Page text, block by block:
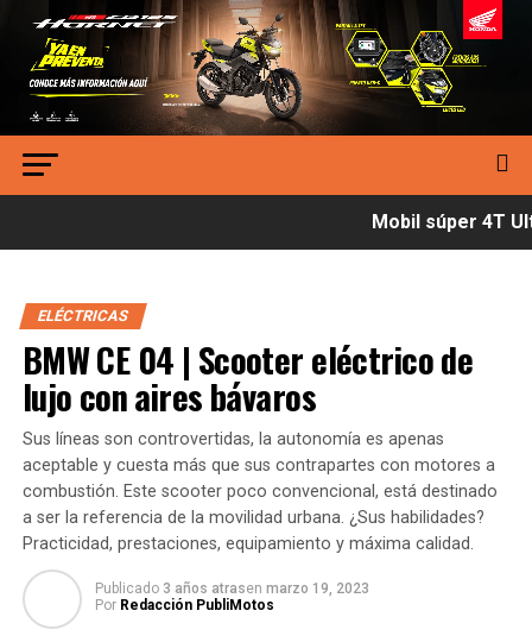
Mobil súper 4T
ELÉCTRICAS
BMW CE 04 | Scooter eléctrico de
lujo con aires bávaros
Sus líneas son controvertidas, la autonomía es apenas
aceptable y cuesta más que sus contrapartes con motores a
combustión. Este scooter poco convencional, está destinado
a ser la referencia de la movilidad urbana. ¿Sus habilidades?
Practicidad, prestaciones, equipamiento y máxima calidad.
Publicado 3 años atrasen marzo 19, 2023
Por Redacción PubliMotos